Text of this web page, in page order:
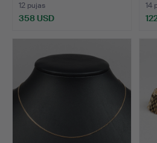
12 pujas
358 USD
14